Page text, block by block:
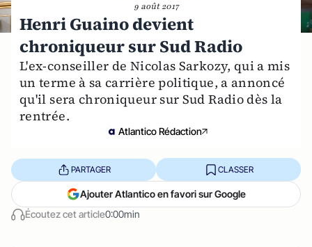
9 août 2017
Henri Guaino devient
chroniqueur sur Sud Radio
L'ex-conseiller de Nicolas Sarkozy, qui a mis
un terme à sa carrière politique, a annoncé
qu'il sera chroniqueur sur Sud Radio dès la
rentrée.
Atlantico Rédaction
Écoutez cet article0:00min
PARTAGER CLASSER
Ajouter Atlantico en favori sur Google